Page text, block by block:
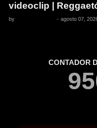
videoclip |
by - agosto 07,
CONTADOR
95